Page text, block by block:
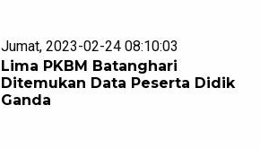
Jumat, 2023-02-24 08:10:03
Lima PKBM Batanghari
Ditemukan Data Peserta Didik
Ganda